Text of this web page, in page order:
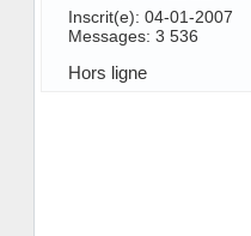
Inscrit(e): 04-01-2007
Messages: 3 536
Hors ligne